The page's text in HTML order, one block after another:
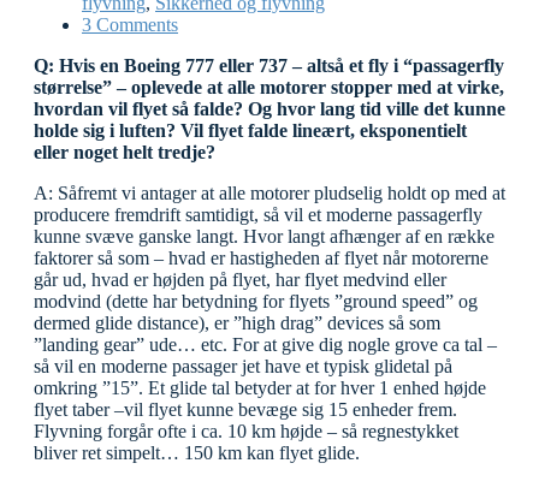
3 Comments
Q: Hvis en Boeing 777 eller 737 – altså et fly i “passagerfly
størrelse” – oplevede at alle motorer stopper med at virke,
hvordan vil flyet så falde? Og hvor lang tid ville det kunne
holde sig i luften? Vil flyet falde lineært, eksponentielt
eller noget helt tredje?
A: Såfremt vi antager at alle motorer pludselig holdt op med at
producere fremdrift samtidigt, så vil et moderne passagerfly
kunne svæve ganske langt. Hvor langt afhænger af en række
faktorer så som – hvad er hastigheden af flyet når motorerne
går ud, hvad er højden på flyet, har flyet medvind eller
modvind (dette har betydning for flyets ”ground speed” og
dermed glide distance), er ”high drag” devices så som
”landing gear” ude… etc. For at give dig nogle grove ca tal –
så vil en moderne passager jet have et typisk glidetal på
omkring ”15”. Et glide tal betyder at for hver 1 enhed højde
flyet taber –vil flyet kunne bevæge sig 15 enheder frem.
Flyvning forgår ofte i ca. 10 km højde – så regnestykket
bliver ret simpelt… 150 km kan flyet glide.